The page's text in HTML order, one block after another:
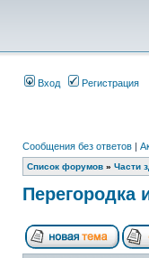
Вход Регистрация
Сообщения без ответов |
Список форумов » Части
Перегородка